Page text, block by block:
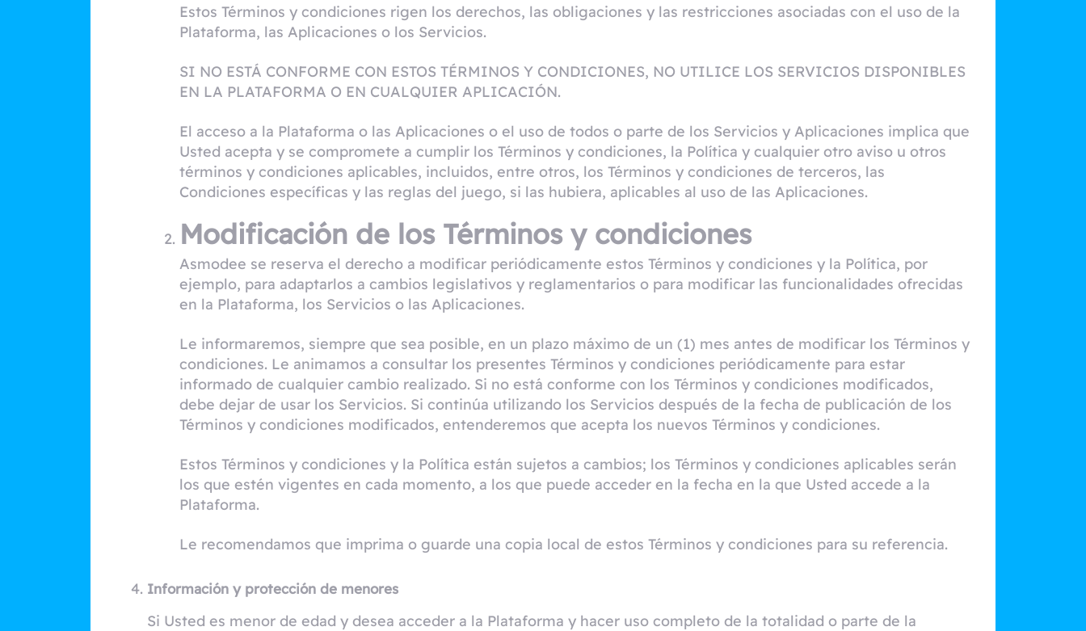
Estos Términos y condiciones rigen los derechos, las obligaciones y las restricciones asociadas con el uso de la
Plataforma, las Aplicaciones o los Servicios.
SI NO ESTÁ CONFORME CON ESTOS TÉRMINOS Y CONDICIONES, NO UTILICE LOS SERVICIOS DISPONIBLES
EN LA PLATAFORMA O EN CUALQUIER APLICACIÓN.
El acceso a la Plataforma o las Aplicaciones o el uso de todos o parte de los Servicios y Aplicaciones implica que
Usted acepta y se compromete a cumplir los Términos y condiciones, la Política y cualquier otro aviso u otros
términos y condiciones aplicables, incluidos, entre otros, los Términos y condiciones de terceros, las
Condiciones específicas y las reglas del juego, si las hubiera, aplicables al uso de las Aplicaciones.
Modificación de los Términos y condiciones
Asmodee se reserva el derecho a modificar periódicamente estos Términos y condiciones y la Política, por
ejemplo, para adaptarlos a cambios legislativos y reglamentarios o para modificar las funcionalidades ofrecidas
en la Plataforma, los Servicios o las Aplicaciones.
Le informaremos, siempre que sea posible, en un plazo máximo de un (1) mes antes de modificar los Términos y
condiciones. Le animamos a consultar los presentes Términos y condiciones periódicamente para estar
informado de cualquier cambio realizado. Si no está conforme con los Términos y condiciones modificados,
debe dejar de usar los Servicios. Si continúa utilizando los Servicios después de la fecha de publicación de los
Términos y condiciones modificados, entenderemos que acepta los nuevos Términos y condiciones.
Estos Términos y condiciones y la Política están sujetos a cambios; los Términos y condiciones aplicables serán
los que estén vigentes en cada momento, a los que puede acceder en la fecha en la que Usted accede a la
Plataforma.
Le recomendamos que imprima o guarde una copia local de estos Términos y condiciones para su referencia.
Información y protección de menores
Si Usted es menor de edad y desea acceder a la Plataforma y hacer uso completo de la totalidad o parte de la